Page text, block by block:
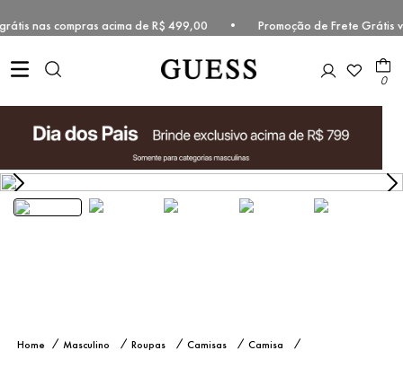
nas compras acima de R$ 499,00 • Promoção de Frete
0
Masculino Roupas Camisas
Camisa